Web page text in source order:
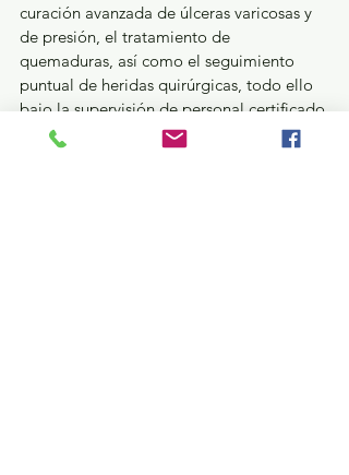
curación avanzada de úlceras varicosas y
de presión, el tratamiento de
quemaduras, así como el seguimiento
puntual de heridas quirúrgicas, todo ello
bajo la supervisión de personal certificado.